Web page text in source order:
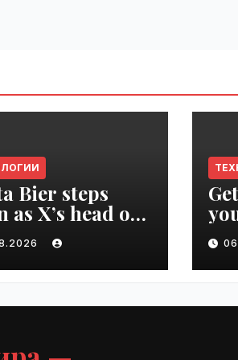
Bier steps
as X’s head of
| VseTime.ru